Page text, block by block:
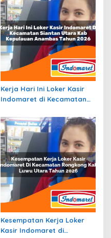
Kerja Hari Ini Loker Kasir
Indomaret di Kecamatan
Kepulauan Anambas Tahun
2026
Kesempatan Kerja Loker
Kasir Indomaret di